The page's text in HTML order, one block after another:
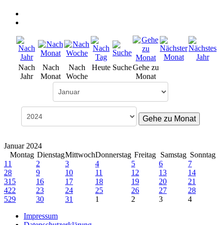
Nach
Jahr
Nach
Monat
Nach
Woche
Heute SucheGehe zu
Monat
Gehe zu Monat
Januar 2024
Montag DienstagMittwochDonnerstag Freitag Samstag Sonntag
1 1 2 3 4 5 6
7
28 9 10 11 12 13
14
315 16 17 18 19 20
21
422 23 24 25 26 27
28
529 30 31 1 2 3
4
Impressum